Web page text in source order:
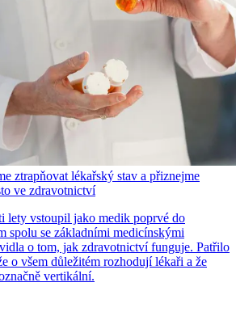
ztrapňovat lékařský stav a přiznejme
ve zdravotnictví
lety vstoupil jako medik poprvé do
spolu se základními medicínskými
o tom, jak zdravotnictví funguje. Patřilo
o všem důležitém rozhodují lékaři a že
vertikální.